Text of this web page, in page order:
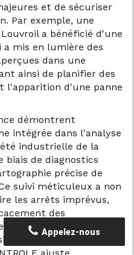
et de sécuriser
Par exemple, une
a bénéficié d'une
mis en lumière des
dans une
ainsi de planifier des
l'apparition d'une panne
démontrent
intégrée dans l'analyse
industrielle de la
biais de diagnostics
précise de
suivi méticuleux a non
les arrêts imprévus,
des
améliorant ainsi la
Grâce à ces retours
Appelez-nous